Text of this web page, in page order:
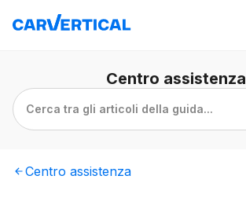
Centro assistenza
Cerca tra gli articoli della guida...
Centro assistenza